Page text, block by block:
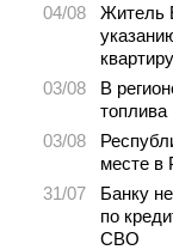
04/08
Житель
03/08
В
топлива
03/08
месте в
31/07
Банку
по
СВО